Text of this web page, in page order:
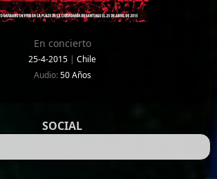
En concierto
25-4-2015 | Chile
Audio:50 Años
SOCIAL